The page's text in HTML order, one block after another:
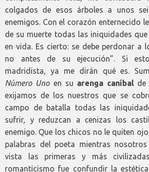
colgados de esos árboles a unos
enemigos. Con el corazón enternecido
de su muerte todas las iniquidades
en vida. Es cierto: se debe perdonar a
no antes de su ejecución”. Si
madridista, ya me dirán qué es.
Número Unoen su arenga caníbalde
exijamos de los nuestros que se
campo de batalla todas las
sufrir, y reduzcan a cenizas los
enemigo. Que los chicos no le quiten
palabras del poeta mientras
vista las primeras y más
romanticismo fue confundir la